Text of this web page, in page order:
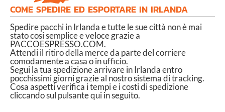
COME SPEDIRE ED ESPORTARE IN IRLANDA
Spedire pacchi in Irlanda e tutte le sue città non è mai
stato cosi semplice e veloce grazie a
PACCOESPRESSO.COM.
Attendi il ritiro della merce da parte del corriere
comodamente a casa o in ufficio.
Segui la tua spedizione arrivare in Irlanda entro
pocchissimi giorni grazie al nostro sistema di tracking.
Cosa aspetti verifica i tempi e i costi di spedizione
cliccando sul pulsante qui in seguito.